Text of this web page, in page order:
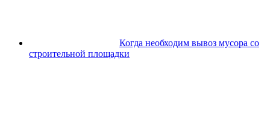
Когда необходим вывоз мусора со
строительной площадки